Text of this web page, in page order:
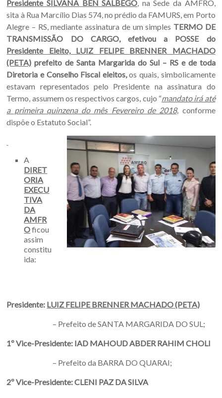
Presidente SILVANA BEN SALBEGO, na Sede da AMFRO,
sita à Rua Marcílio Dias 574, no prédio da FAMURS, em Porto
Alegre – RS, mediante assinatura de um simples TERMO DE
TRANSMISSÃO DO CARGO, efetivou a POSSE do
Presidente Eleito, LUIZ FELIPE BRENNER MACHADO
(PETA) prefeito de Santa Margarida do Sul – RS e de toda
Diretoria e Conselho Fiscal eleitos,os quais, simbolicamente
estavam representados pelo Presidente na assinatura do
Termo, assumem os respectivos cargos, cujo “mandato irá até
a primeira quinzena do mês Fevereiro de 2018, conforme
dispõe o Estatuto Social”.
A
DIRET
ORIA
EXECU
TIVA
DA
AMFR
Oficou
assim
constitu
ida:
Presidente: LUIZ FELIPE BRENNER MACHADO (PETA)
– Prefeito de SANTA MARGARIDA DO SUL;
1º Vice-Presidente: IAD MAHOUD ABDER RAHIM CHOLI
– Prefeito da BARRA DO QUARAI;
2º Vice-Presidente:CLENI PAZ DA SILVA